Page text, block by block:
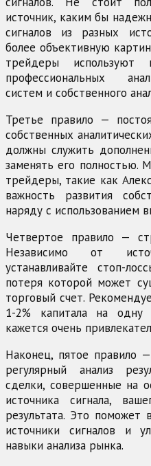
источник, каким бы
сигналов из разных
более объективную
трейдеры используют
профессиональных
систем и собственного
Третье правило —
собственных
должны служить
заменять его полностью.
трейдеры, такие как
важность развития
наряду с использованием
Четвертое правило —
Независимо от
устанавливайте стоп-
потеря которой может
торговый счет.
1-2% капитала на одну
кажется очень
Наконец, пятое правило
регулярный анализ
сделки, совершенные на
источника сигнала,
результата. Это поможет
источники сигналов и
навыки анализа рынка.